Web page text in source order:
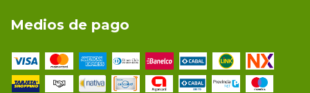
Medios de pago